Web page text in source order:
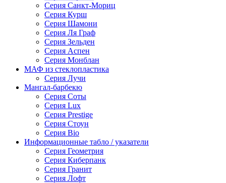
Серия Санкт-Мориц
Серия Курш
Серия Шамони
Серия Ля Граф
Серия Зельден
Серия Аспен
Серия Монблан
МАФ из стеклопластика
Серия Лучи
Мангал-барбекю
Серия Соты
Серия Lux
Серия Prestige
Серия Стоун
Серия Bio
Информационные табло / указатели
Серия Геометрия
Серия Киберпанк
Серия Гранит
Серия Лофт